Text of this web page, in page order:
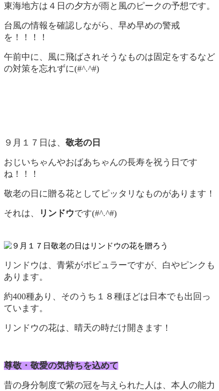
東海地方は４日の夕方が雨と風のピークの予想です。
台風の情報を確認しながら、早め早めの警戒
を！！！！
午前中に、風に飛ばされそうなものは固定をするなど
の対策を忘れずに(#^.^#)
９月１７日は、 敬老の日
おじいちゃんやおばあちゃんの長寿を祝う日です
ね！！！
敬老の日に贈る花としてピッタリなものがあります！
それは、
リンドウです(#^.^#)
リンドウは、青紫がポピュラーですが、白やピンクも
あります。
約400種あり、そのうち１８種ほどは日本でも出回っ
ています。
リンドウの花は、晴天の時だけ開きます！
尊敬・敬愛の気持ちを込めて
昔の身分制度で紫の冠を与えられた人は、本人の能力